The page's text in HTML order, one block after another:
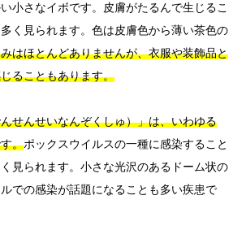
小さなイボです。皮膚がたるんで生じるこ
く見られます。色は皮膚色から薄い茶色の
はほとんどありませんが、衣服や装飾品と
ることもあります。
せんせいなんぞくしゅ）」は、いわゆる
。ポックスウイルスの一種に感染すること
見られます。小さな光沢のあるドーム状の
での感染が話題になることも多い疾患で